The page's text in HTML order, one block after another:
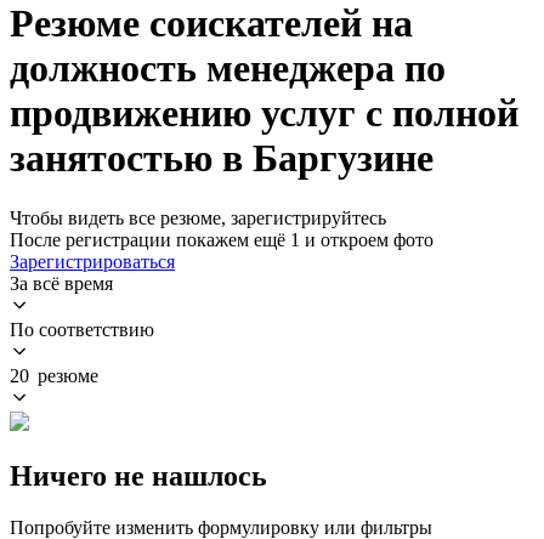
Резюме соискателей на
должность менеджера по
продвижению услуг с полной
занятостью в Баргузине
Чтобы видеть все резюме, зарегистрируйтесь
После регистрации покажем ещё 1 и откроем фото
Зарегистрироваться
За всё время
По соответствию
20 резюме
Ничего не нашлось
Попробуйте изменить формулировку или фильтры